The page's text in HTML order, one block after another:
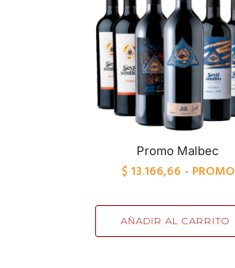
Promo Malbec
$ 13.166,66 - PROMO
AÑADIR AL CARRITO